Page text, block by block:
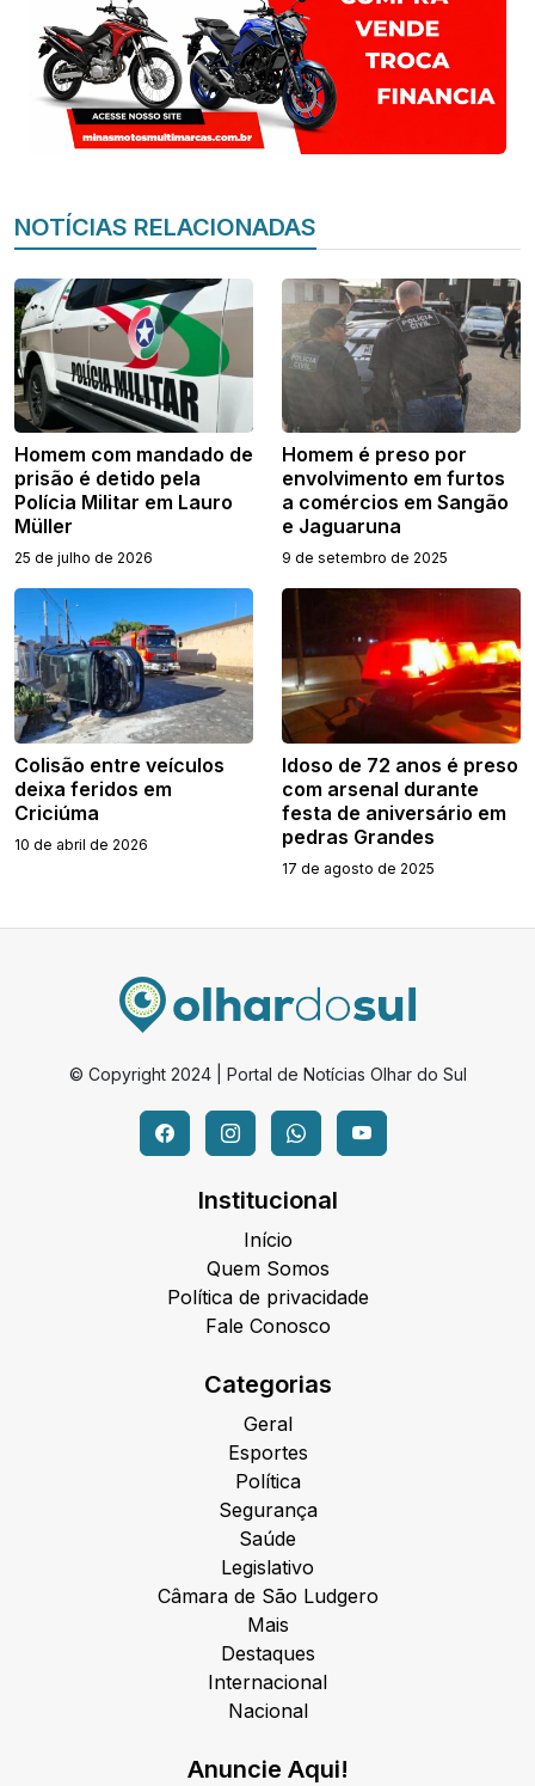
NOTÍCIAS RELACIONADAS
Homem com mandado de
prisão é detido pela
Polícia Militar em Lauro
Müller
25 de julho de 2026
Homem é preso por
envolvimento em furtos
a comércios em Sangão
e Jaguaruna
9 de setembro de 2025
Colisão entre veículos
deixa feridos em
Criciúma
10 de abril de 2026
Idoso de 72 anos é preso
com arsenal durante
festa de aniversário em
pedras Grandes
17 de agosto de 2025
© Copyright 2024 | Portal de Notícias Olhar do Sul
Institucional
Início
Quem Somos
Política de privacidade
Fale Conosco
Categorias
Geral
Esportes
Política
Segurança
Saúde
Legislativo
Câmara de São Ludgero
Mais
Destaques
Internacional
Nacional
Anuncie Aqui!